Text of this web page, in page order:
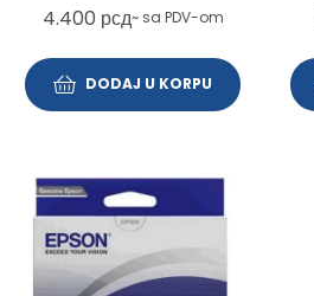
4.400 рсд~ sa PDV-om
DODAJ U KORPU